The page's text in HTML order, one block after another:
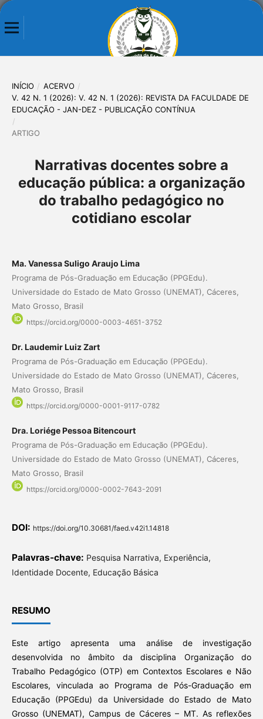
INÍCIO / ACERVO /
V. 42 N. 1 (2026): V. 42 N. 1 (2026): REVISTA DA FACULDADE DE
EDUCAÇÃO - JAN-DEZ - PUBLICAÇÃO CONTÍNUA
/
ARTIGO
Narrativas docentes sobre a
educação pública: a organização
do trabalho pedagógico no
cotidiano escolar
Ma. Vanessa Suligo Araujo Lima
Programa de Pós-Graduação em Educação (PPGEdu).
Universidade do Estado de Mato Grosso (UNEMAT), Cáceres,
Mato Grosso, Brasil
https://orcid.org/0000-0003-4651-3752
Dr. Laudemir Luiz Zart
Programa de Pós-Graduação em Educação (PPGEdu).
Universidade do Estado de Mato Grosso (UNEMAT), Cáceres,
Mato Grosso, Brasil
https://orcid.org/0000-0001-9117-0782
Dra. Loriége Pessoa Bitencourt
Programa de Pós-Graduação em Educação (PPGEdu).
Universidade do Estado de Mato Grosso (UNEMAT), Cáceres,
Mato Grosso, Brasil
https://orcid.org/0000-0002-7643-2091
DOI: https://doi.org/10.30681/faed.v42i1.14818
Palavras-chave: Pesquisa Narrativa, Experiência,
Identidade Docente, Educação Básica
RESUMO
Este artigo apresenta uma análise de investigação
desenvolvida no âmbito da disciplina Organização do
Trabalho Pedagógico (OTP) em Contextos Escolares e Não
Escolares, vinculada ao Programa de Pós-Graduação em
Educação (PPGEdu) da Universidade do Estado de Mato
Grosso (UNEMAT), Campus de Cáceres – MT. As reflexões